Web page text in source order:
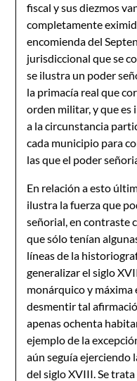
fiscal y sus diezmos
completamente
encomienda del
jurisdiccional que se
se ilustra un poder
la primacía real que
orden militar, y que es
a la circunstancia
cada municipio para
las que el poder
En relación a esto
ilustra la fuerza que
señorial, en contraste
que sólo tenían
líneas de la
generalizar el siglo
monárquico y máxima
desmentir tal
apenas ochenta
ejemplo de la
aún seguía ejerciendo
del siglo XVIII. Se